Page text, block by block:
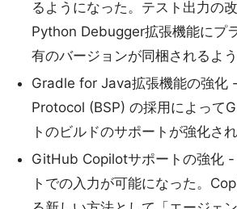
るようになった。テスト出力の改
Python Debugger拡張機能にプ
有のバージョンが同梱されるよ
Gradle for Java拡張機能の強化
Protocol (BSP) の採用によって
トのビルドのサポートが強化さ
GitHub Copilotサポートの強化 -
トでの入力が可能になった。